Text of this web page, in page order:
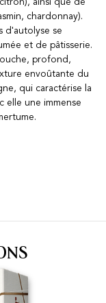
creation vinium
ainsi que de
chardonnay).
d'autolyse se
et de pâtisserie.
profond,
envoûtante du
qui caractérise la
elle une immense